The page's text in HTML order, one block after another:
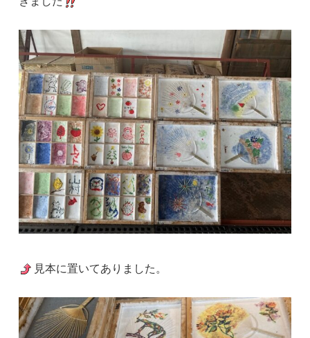
見本に置いてありました。